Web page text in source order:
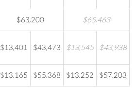
$63,200 $65,463
$13,401 $43,473 $13,545 $43,938
$13,165 $55,368 $13,252 $57,203